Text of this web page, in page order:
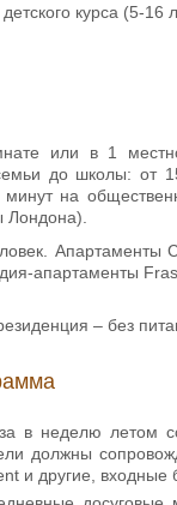
курса (5-16
или в 1
до школы: от
на
Лондона).
Апартаменты
апартаменты
– без
в неделю летом
должны
и другие, входные